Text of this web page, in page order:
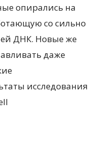
опирались на
со сильно
ДНК. Новые же
даже
исследования